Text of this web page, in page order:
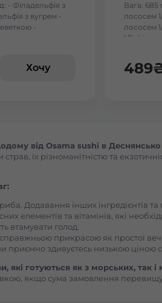
Васильків Ринок
Вінницькі Хутори
Вінниця Замостянський
Вінниця Корея Лесі
- Філадельфія з
з вугрем -
-
Хочу
Вага: 685
лососем
лососем
1/2,
489
від Osama sushi в
їх різноманітністю та
Додавання інших інгредієнтів
елементів та вітамінів, які
втамувати голод.
прикрасою як простої
приємно здивуєтесь низькою ціною
готуються як з морських, так і
якщо сума замовлення